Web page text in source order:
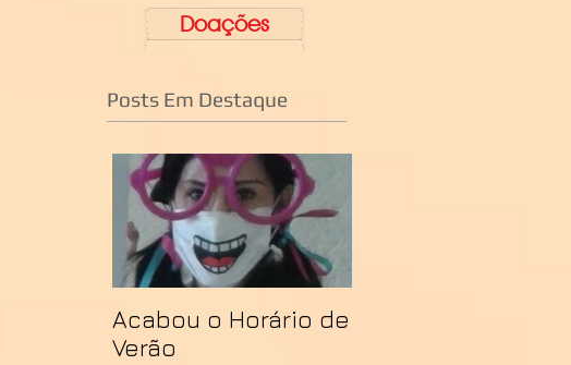
Doações
Posts Em Destaque
Acabou o Horário de
Verão